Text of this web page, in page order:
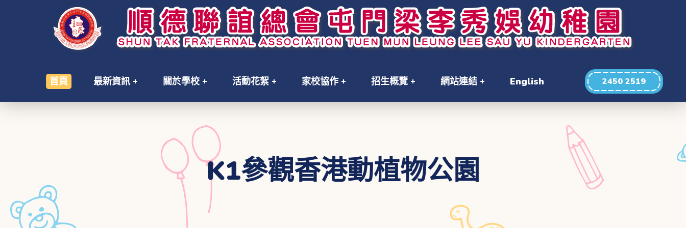
首頁 最新資訊 關於學校 活動花絮 家校協作 招生概覽 網站連結 English 2450 2519
K1參觀香港動植物公園